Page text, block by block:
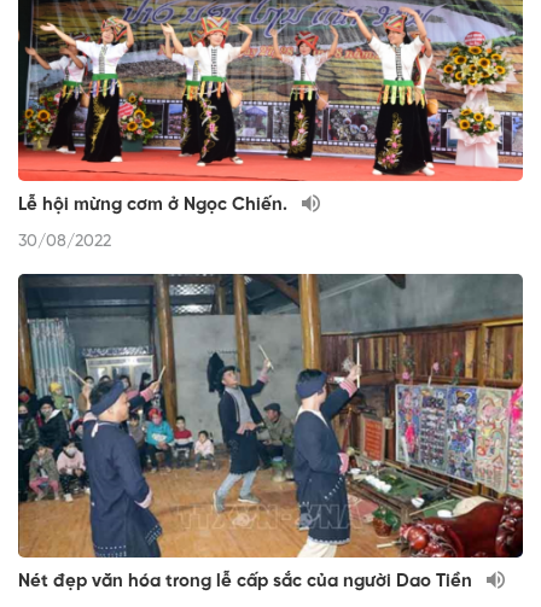
Lễ hội mừng cơm ở Ngọc Chiến.
30/08/2022
Nét đẹp văn hóa trong lễ cấp sắc của người Dao Tiền